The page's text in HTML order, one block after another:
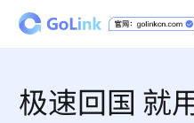
极速回国 就